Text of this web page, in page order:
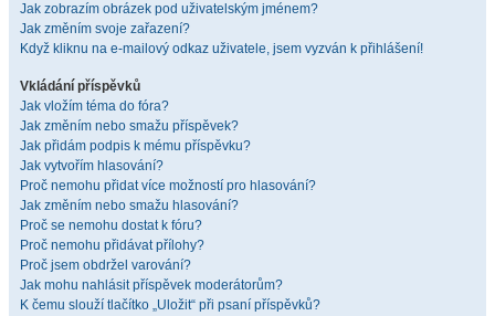
Jak zobrazím obrázek pod uživatelským jménem?
Jak změním svoje zařazení?
Když kliknu na e-mailový odkaz uživatele, jsem vyzván k přihlášení!
Vkládání příspěvků
Jak vložím téma do fóra?
Jak změním nebo smažu příspěvek?
Jak přidám podpis k mému příspěvku?
Jak vytvořím hlasování?
Proč nemohu přidat více možností pro hlasování?
Jak změním nebo smažu hlasování?
Proč se nemohu dostat k fóru?
Proč nemohu přidávat přílohy?
Proč jsem obdržel varování?
Jak mohu nahlásit příspěvek moderátorům?
K čemu slouží tlačítko „Uložit“ při psaní příspěvků?